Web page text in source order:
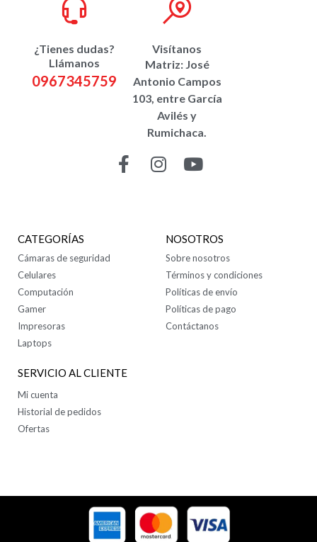
¿Tienes dudas?
Llámanos
0967345759
Visítanos
Matriz: José
Antonio Campos
103, entre García
Avilés y
Rumichaca.
CATEGORÍAS
Cámaras de seguridad
Celulares
Computación
Gamer
Impresoras
Laptops
NOSOTROS
Sobre nosotros
Términos y condiciones
Políticas de envío
Políticas de pago
Contáctanos
SERVICIO AL CLIENTE
Mi cuenta
Historial de pedidos
Ofertas